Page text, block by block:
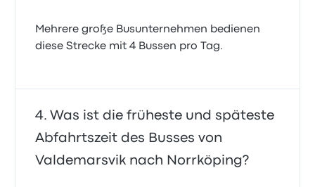
Mehrere große Busunternehmen bedienen
diese Strecke mit 4 Bussen pro Tag.
Was ist die früheste und späteste
Abfahrtszeit des Busses von
Valdemarsvik nach Norrköping?